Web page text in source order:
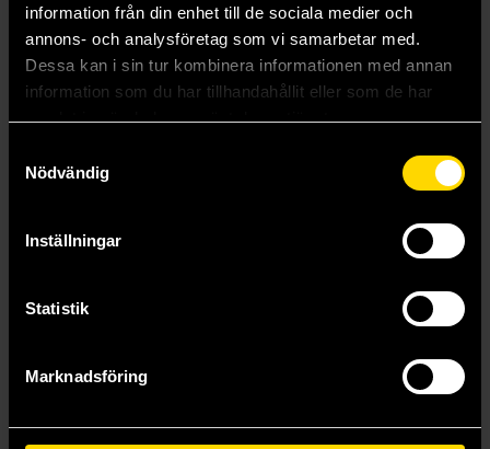
information från din enhet till de sociala medier och
annons- och analysföretag som vi samarbetar med.
Dessa kan i sin tur kombinera informationen med annan
information som du har tillhandahållit eller som de har
samlat in när du har använt deras tjänster.
Nödvändig
Inställningar
Statistik
Marknadsföring
Mer från Leder Games
Homeland Expansion Riverfolk Expansion